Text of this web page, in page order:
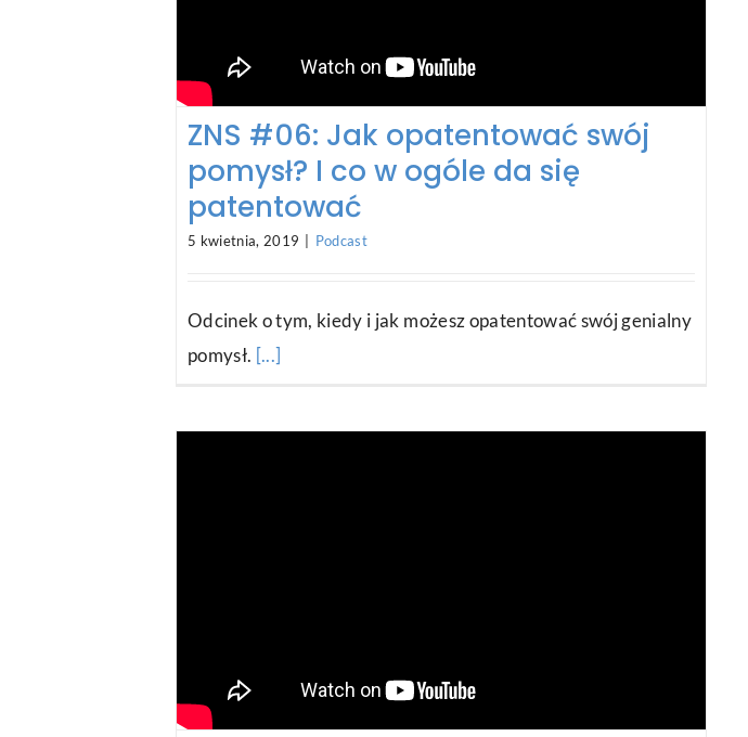
ZNS #06: Jak opatentować swój
pomysł? I co w ogóle da się
patentować
5 kwietnia, 2019 | Podcast
Odcinek o tym, kiedy i jak możesz opatentować swój genialny
pomysł. [...]